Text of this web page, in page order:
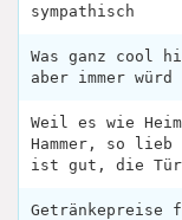
sympathisch
Was ganz cool
aber immer
Weil es wie
Hammer, so lieb
ist gut, die